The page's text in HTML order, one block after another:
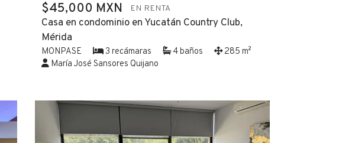
$45,000 MXN EN RENTA
Casa en condominio en Yucatán Country Club,
Mérida
MONPASE 3 recámaras 4 baños
285 m²
María José Sansores Quijano